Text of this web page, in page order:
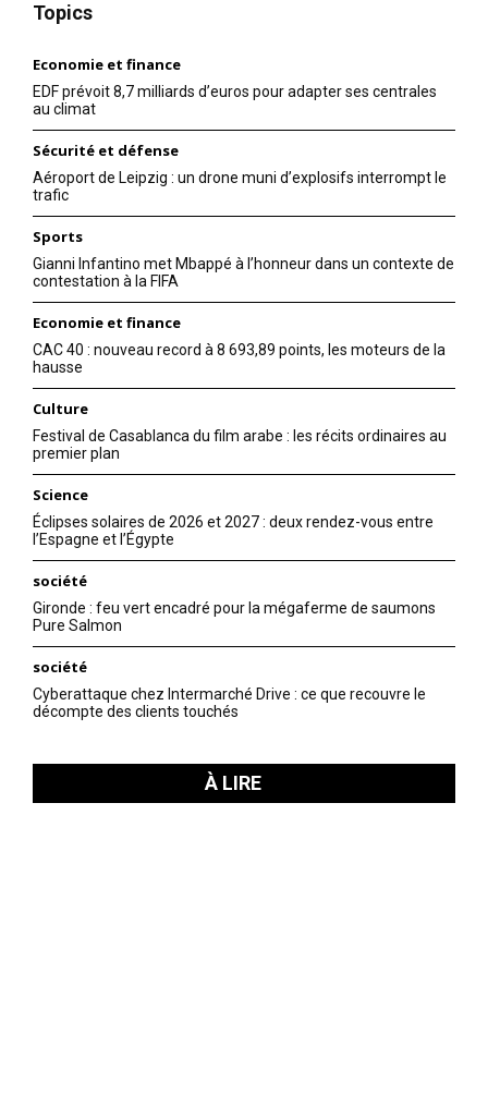
Topics
Economie et finance
EDF prévoit 8,7 milliards d’euros pour adapter ses centrales
au climat
Sécurité et défense
Aéroport de Leipzig : un drone muni d’explosifs interrompt le
trafic
Sports
Gianni Infantino met Mbappé à l’honneur dans un contexte de
contestation à la FIFA
Economie et finance
CAC 40 : nouveau record à 8 693,89 points, les moteurs de la
hausse
Culture
Festival de Casablanca du film arabe : les récits ordinaires au
premier plan
Science
Éclipses solaires de 2026 et 2027 : deux rendez-vous entre
l’Espagne et l’Égypte
société
Gironde : feu vert encadré pour la mégaferme de saumons
Pure Salmon
société
Cyberattaque chez Intermarché Drive : ce que recouvre le
décompte des clients touchés
À LIRE